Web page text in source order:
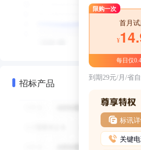
招标产品
限购一次
首月试
¥
每日仅
到期29元/月/省
标讯
关键